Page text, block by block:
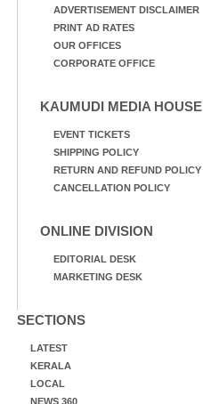
ADVERTISEMENT DISCLAIMER
PRINT AD RATES
OUR OFFICES
CORPORATE OFFICE
KAUMUDI MEDIA HOUSE
EVENT TICKETS
SHIPPING POLICY
RETURN AND REFUND POLICY
CANCELLATION POLICY
ONLINE DIVISION
EDITORIAL DESK
MARKETING DESK
SECTIONS
LATEST
KERALA
LOCAL
NEWS 360